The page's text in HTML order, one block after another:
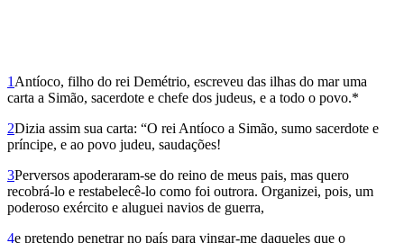
1 Antíoco, filho do rei Demétrio, escreveu das ilhas do mar uma
carta a Simão, sacerdote e chefe dos judeus, e a todo o povo.*
2Dizia assim sua carta: “O rei Antíoco a Simão, sumo sacerdote e
príncipe, e ao povo judeu, saudações!
3Perversos apoderaram-se do reino de meus pais, mas quero
recobrá-lo e restabelecê-lo como foi outrora. Organizei, pois, um
poderoso exército e aluguei navios de guerra,
4e pretendo penetrar no país para vingar-me daqueles que o